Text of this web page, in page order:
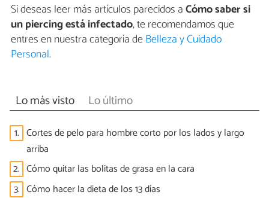
Si deseas leer más artículos parecidos aCómo saber si
un piercing está infectado, te recomendamos que
entres en nuestra categoría deBelleza y Cuidado
Personal.
Lo más visto Lo último
1. Cortes de pelo para hombre corto por los lados y largo
arriba
2. Cómo quitar las bolitas de grasa en la cara
3. Cómo hacer la dieta de los 13 días